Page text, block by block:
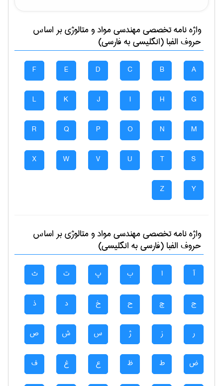
واژه نامه تخصصیمهندسی مواد و متالوژیبر اساس
حروف الفبا (انگلیسی به فارسی)
A
B
C
D
E
F
G
H
I
J
K
L
M
N
O
P
Q
R
S
T
U
V
W
X
Y
Z
واژه نامه تخصصیمهندسی مواد و متالوژیبر اساس
حروف الفبا (فارسی به انگلیسی)
آ ا ب پ ت ث
ج چ ح خ د ذ
ر ز ژ س ش ص
ض ط ظ ع غ ف